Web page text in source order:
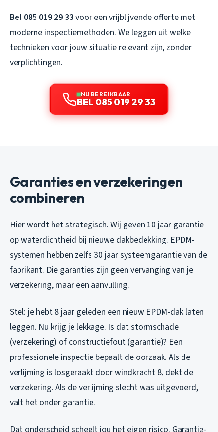
Bel 085 019 29 33 voor een vrijblijvende offerte met
moderne inspectiemethoden. We leggen uit welke
technieken voor jouw situatie relevant zijn, zonder
verplichtingen.
NU BEREIKBAAR
BEL 085 019 29 33
Garanties en verzekeringen
combineren
Hier wordt het strategisch. Wij geven 10 jaar garantie
op waterdichtheid bij nieuwe dakbedekking. EPDM-
systemen hebben zelfs 30 jaar systeemgarantie van de
fabrikant. Die garanties zijn geen vervanging van je
verzekering, maar een aanvulling.
Stel: je hebt 8 jaar geleden een nieuw EPDM-dak laten
leggen. Nu krijg je lekkage. Is dat stormschade
(verzekering) of constructiefout (garantie)? Een
professionele inspectie bepaalt de oorzaak. Als de
verlijming is losgeraakt door windkracht 8, dekt de
verzekering. Als de verlijming slecht was uitgevoerd,
valt het onder garantie.
Dat onderscheid scheelt jou het eigen risico. Garantie-